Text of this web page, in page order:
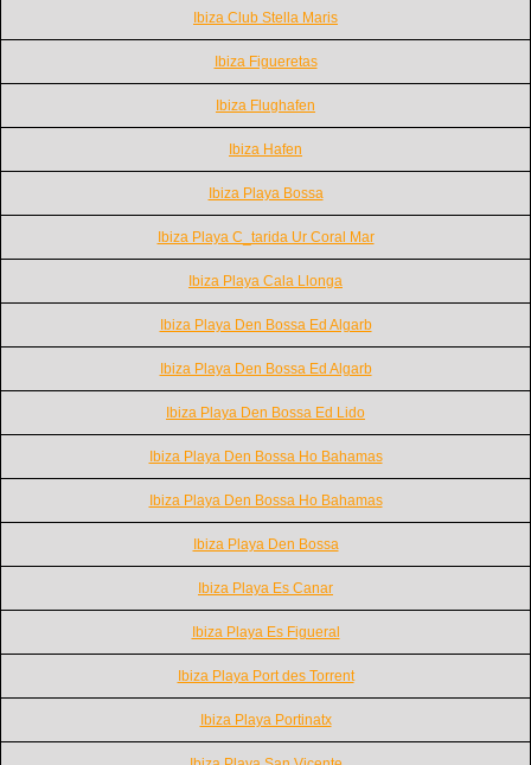
Ibiza Club Stella Maris
Ibiza Figueretas
Ibiza Flughafen
Ibiza Hafen
Ibiza Playa Bossa
Ibiza Playa C_tarida Ur Coral Mar
Ibiza Playa Cala Llonga
Ibiza Playa Den Bossa Ed Algarb
Ibiza Playa Den Bossa Ed Algarb
Ibiza Playa Den Bossa Ed Lido
Ibiza Playa Den Bossa Ho Bahamas
Ibiza Playa Den Bossa Ho Bahamas
Ibiza Playa Den Bossa
Ibiza Playa Es Canar
Ibiza Playa Es Figueral
Ibiza Playa Port des Torrent
Ibiza Playa Portinatx